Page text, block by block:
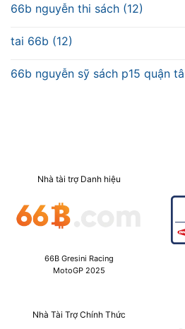
66b nguyễn thi sách (12)
tai 66b (12)
66b nguyễn sỹ sách p15 quận
Nhà tài trợ Danh hiệu
66B Gresini Racing
MotoGP 2025
Nhà Tài Trợ Chính Thức